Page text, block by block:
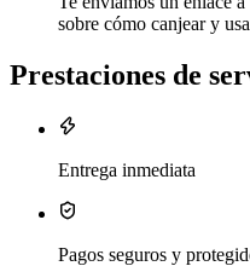
sobre cómo canjear y
Prestaciones de
Entrega inmediata
Pagos seguros y